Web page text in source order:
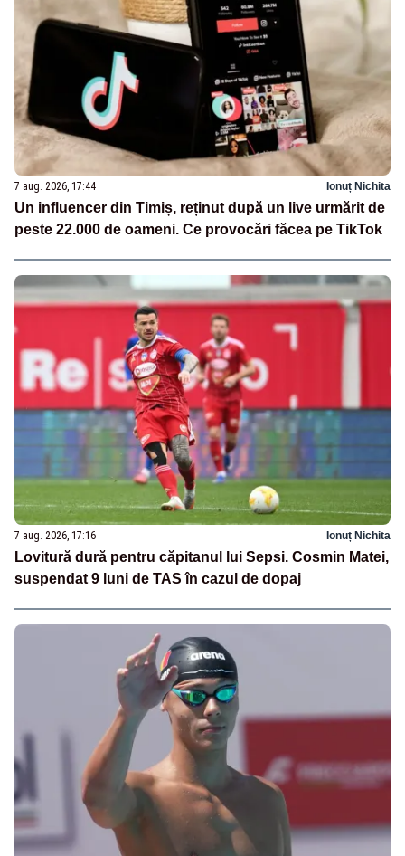
7 aug. 2026, 17:44 Ionuț Nichita
Un influencer din Timiș, reținut după un live urmărit de
peste 22.000 de oameni. Ce provocări făcea pe TikTok
7 aug. 2026, 17:16 Ionuț Nichita
Lovitură dură pentru căpitanul lui Sepsi. Cosmin Matei,
suspendat 9 luni de TAS în cazul de dopaj